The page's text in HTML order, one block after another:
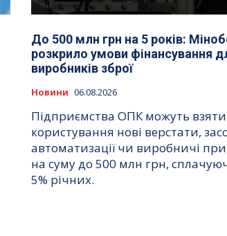
До 500 млн грн на 5 років:
розкрило умови фінансування
виробників зброї
Новини 06.08.2026
Підприємства ОПК можуть
користування нові верстати,
автоматизації чи виробничі
на суму до 500 млн грн,
5% річних.